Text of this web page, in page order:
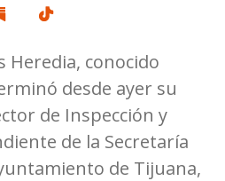
Heredia, conocido
desde ayer su
de Inspección y
de la Secretaría
de Tijuana,